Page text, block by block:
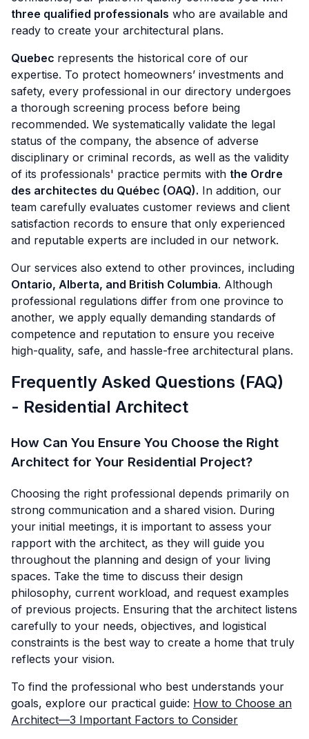
three qualified professionals who are available and
ready to create your architectural plans.
Quebec represents the historical core of our
expertise. To protect homeowners’ investments and
safety, every professional in our directory undergoes
a thorough screening process before being
recommended. We systematically validate the legal
status of the company, the absence of adverse
disciplinary or criminal records, as well as the validity
of its professionals' practice permits with the Ordre
des architectes du Québec (OAQ). In addition, our
team carefully evaluates customer reviews and client
satisfaction records to ensure that only experienced
and reputable experts are included in our network.
Our services also extend to other provinces, including
Ontario, Alberta, and British Columbia. Although
professional regulations differ from one province to
another, we apply equally demanding standards of
competence and reputation to ensure you receive
high-quality, safe, and hassle-free architectural plans.
Frequently Asked Questions (FAQ)
- Residential Architect
How Can You Ensure You Choose the Right
Architect for Your Residential Project?
Choosing the right professional depends primarily on
strong communication and a shared vision. During
your initial meetings, it is important to assess your
rapport with the architect, as they will guide you
throughout the planning and design of your living
spaces. Take the time to discuss their design
philosophy, current workload, and request examples
of previous projects. Ensuring that the architect listens
carefully to your needs, objectives, and logistical
constraints is the best way to create a home that truly
reflects your vision.
To find the professional who best understands your
goals, explore our practical guide: How to Choose an
Architect—3 Important Factors to Consider